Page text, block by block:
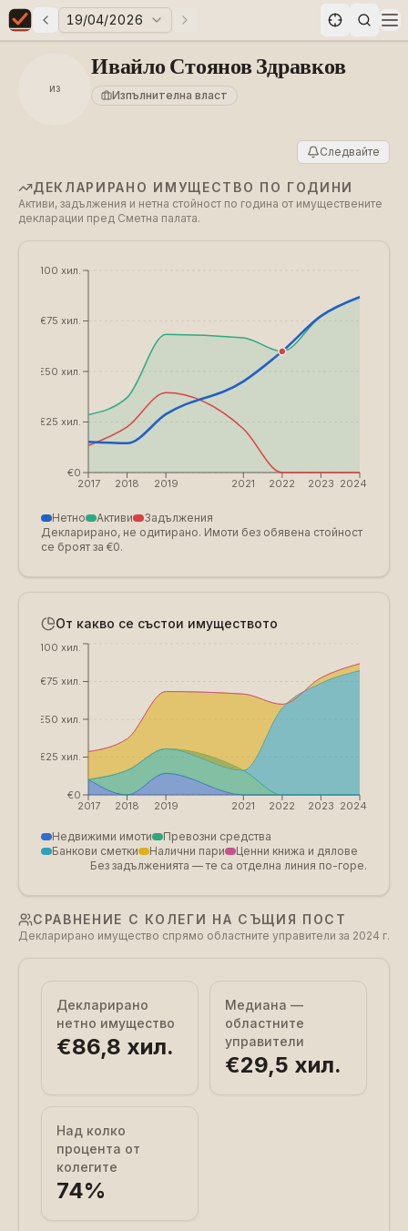
Elections in Bulgaria data statistics
Предни избори
19/04/2026 Следващи избори
ИЗ
Ивайло Стоянов Здравков
Изпълнителна власт
Следвайте
ДЕКЛАРИРАНО ИМУЩЕСТВО ПО ГОДИНИ
Активи, задължения и нетна стойност по година от имуществените
декларации пред Сметна палата.
2017 2018 2019 2021 2022 2023 2024
€0
€25 хил.
€50 хил.
€75 хил.
€100 хил.
Нетно Активи
Задължения
Декларирано, не одитирано. Имоти без обявена стойност
се броят за €0.
От какво се състои имуществото
2017 2018 2019 2021 2022 2023 2024
€0
€25 хил.
€50 хил.
€75 хил.
€100 хил.
Недвижими имоти
Превозни средства
Банкови сметки
Налични пари
Ценни книжа и дялове
Без задълженията — те са отделна линия по-горе.
СРАВНЕНИЕ С КОЛЕГИ НА СЪЩИЯ ПОСТ
Декларирано имущество спрямо областните управители за 2024 г.
Декларирано
нетно имущество
€86,8 хил.
Медиана —
областните
управители
€29,5 хил.
Над колко
процента от
колегите
74%